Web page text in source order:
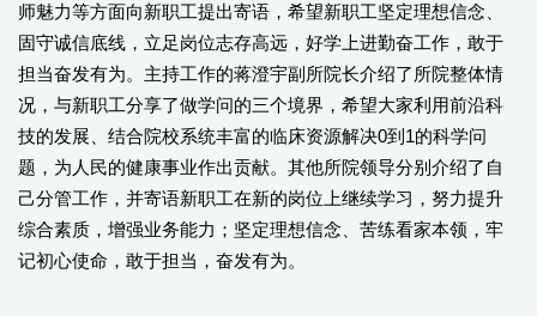
师魅力等方面向新职工提出寄语，希望新职工坚定理想信念、
固守诚信底线，立足岗位志存高远，好学上进勤奋工作，敢于
担当奋发有为。主持工作的蒋澄宇副所院长介绍了所院整体情
况，与新职工分享了做学问的三个境界，希望大家利用前沿科
技的发展、结合院校系统丰富的临床资源解决0到1的科学问
题，为人民的健康事业作出贡献。其他所院领导分别介绍了自
己分管工作，并寄语新职工在新的岗位上继续学习，努力提升
综合素质，增强业务能力；坚定理想信念、苦练看家本领，牢
记初心使命，敢于担当，奋发有为。